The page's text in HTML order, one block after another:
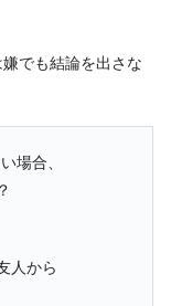
でも結論を出さな
場合、
人から